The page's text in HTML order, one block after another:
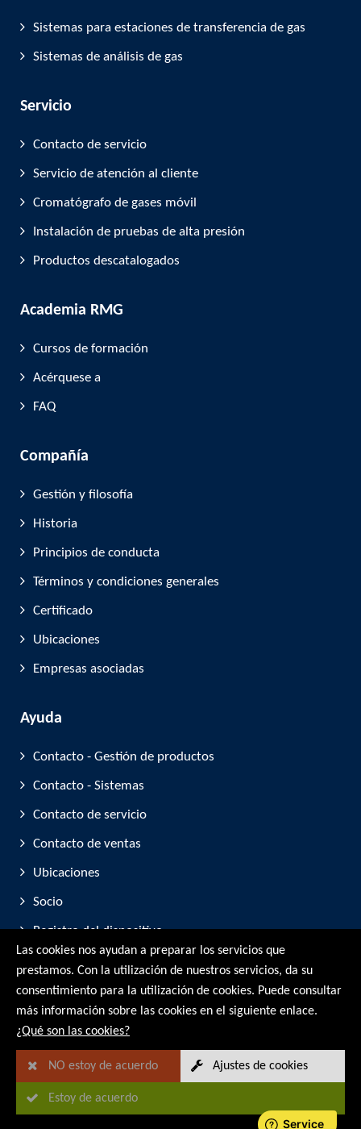
Sistemas para estaciones de transferencia de gas
Sistemas de análisis de gas
Servicio
Contacto de servicio
Servicio de atención al cliente
Cromatógrafo de gases móvil
Instalación de pruebas de alta presión
Productos descatalogados
Academia RMG
Cursos de formación
Acérquese a
FAQ
Compañía
Gestión y filosofía
Historia
Principios de conducta
Términos y condiciones generales
Certificado
Ubicaciones
Empresas asociadas
Ayuda
Contacto - Gestión de productos
Contacto - Sistemas
Contacto de servicio
Contacto de ventas
Ubicaciones
Socio
Registro del dispositivo
Participación en ferias comerciales
Las cookies nos ayudan a preparar los servicios que
prestamos. Con la utilización de nuestros servicios, da su
consentimiento para la utilización de cookies. Puede consultar
más información sobre las cookies en el siguiente enlace.
¿Qué son las cookies?
NO estoy de acuerdo Ajustes de cookies
Estoy de acuerdo